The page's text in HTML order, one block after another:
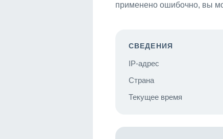
применено ошибочно, вы
СВЕДЕНИЯ
IP-адрес
Страна
Текущее время